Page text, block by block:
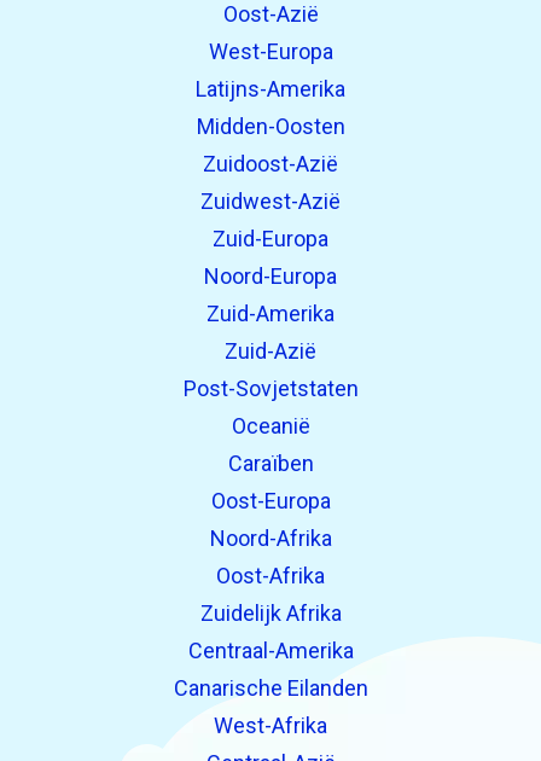
Oost-Azië
West-Europa
Latijns-Amerika
Midden-Oosten
Zuidoost-Azië
Zuidwest-Azië
Zuid-Europa
Noord-Europa
Zuid-Amerika
Zuid-Azië
Post-Sovjetstaten
Oceanië
Caraïben
Oost-Europa
Noord-Afrika
Oost-Afrika
Zuidelijk Afrika
Centraal-Amerika
Canarische Eilanden
West-Afrika